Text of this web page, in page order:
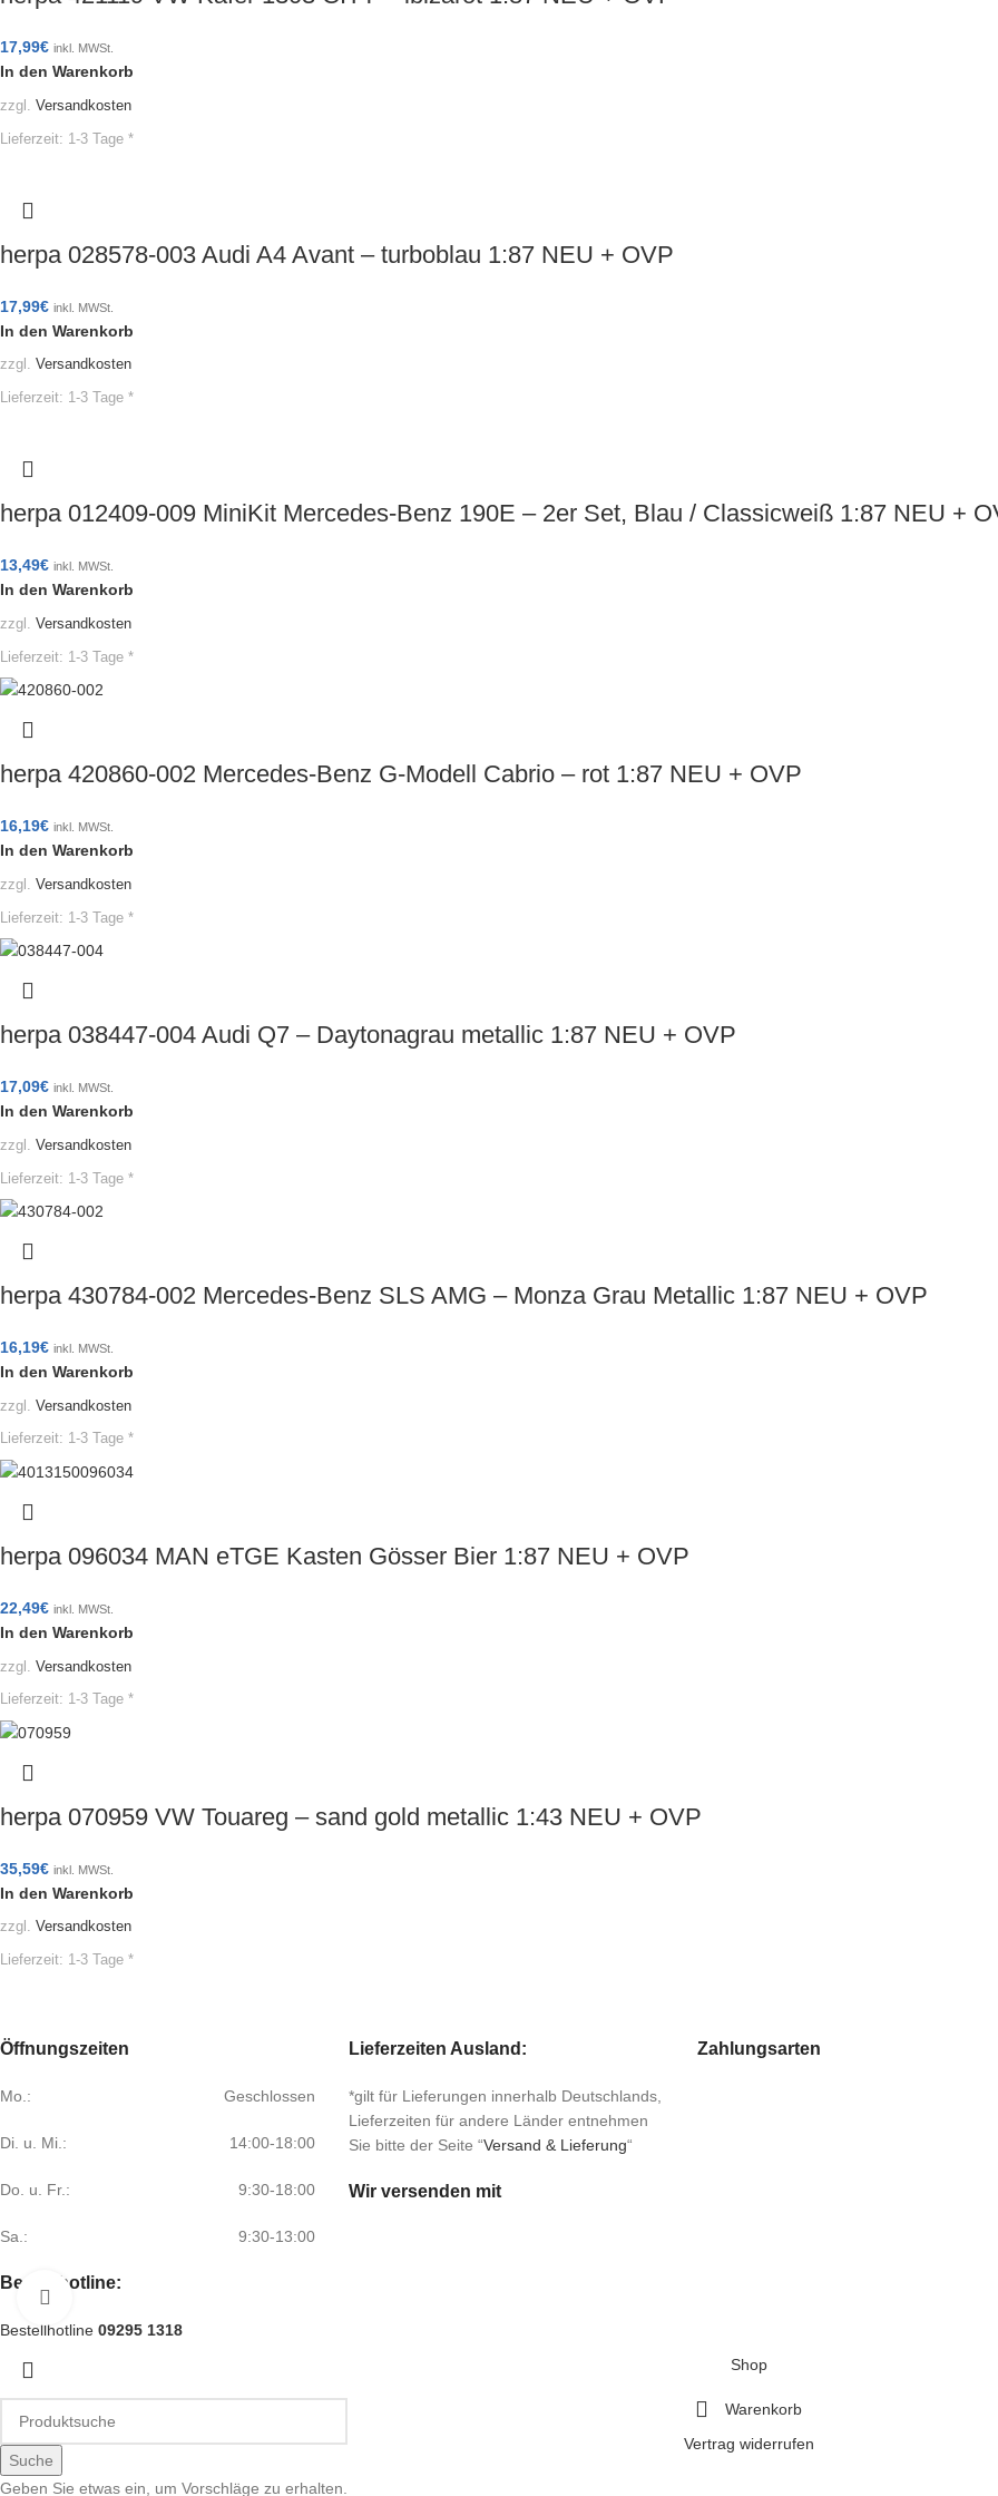
17,99€ inkl. MWSt.
In den Warenkorb
zzgl. Versandkosten
Lieferzeit: 1-3 Tage *
herpa 028578-003 Audi A4 Avant – turboblau 1:87 NEU + OVP
17,99€ inkl. MWSt.
In den Warenkorb
zzgl. Versandkosten
Lieferzeit: 1-3 Tage *
herpa 012409-009 MiniKit Mercedes-Benz 190E – 2er Set, Blau / Classicweiß 1:87 NEU +
13,49€ inkl. MWSt.
In den Warenkorb
zzgl. Versandkosten
Lieferzeit: 1-3 Tage *
herpa 420860-002 Mercedes-Benz G-Modell Cabrio – rot 1:87 NEU + OVP
16,19€ inkl. MWSt.
In den Warenkorb
zzgl. Versandkosten
Lieferzeit: 1-3 Tage *
herpa 038447-004 Audi Q7 – Daytonagrau metallic 1:87 NEU + OVP
17,09€ inkl. MWSt.
In den Warenkorb
zzgl. Versandkosten
Lieferzeit: 1-3 Tage *
herpa 430784-002 Mercedes-Benz SLS AMG – Monza Grau Metallic 1:87 NEU + OVP
16,19€ inkl. MWSt.
In den Warenkorb
zzgl. Versandkosten
Lieferzeit: 1-3 Tage *
herpa 096034 MAN eTGE Kasten Gösser Bier 1:87 NEU + OVP
22,49€ inkl. MWSt.
In den Warenkorb
zzgl. Versandkosten
Lieferzeit: 1-3 Tage *
herpa 070959 VW Touareg – sand gold metallic 1:43 NEU + OVP
35,59€ inkl. MWSt.
In den Warenkorb
zzgl. Versandkosten
Lieferzeit: 1-3 Tage *
Öffnungszeiten
Mo.: Geschlossen
Di. u. Mi.: 14:00-18:00
Do. u. Fr.: 9:30-18:00
Sa.: 9:30-13:00
Bestellhotline:
Bestellhotline 09295 1318
Lieferzeiten Ausland:
*gilt für Lieferungen innerhalb Deutschlands,
Lieferzeiten für andere Länder entnehmen
Sie bitte der Seite “Versand & Lieferung“
Wir versenden mit
Zahlungsarten
Suche
Geben Sie etwas ein, um Vorschläge zu erhalten.
Shop
Warenkorb
Vertrag widerrufen